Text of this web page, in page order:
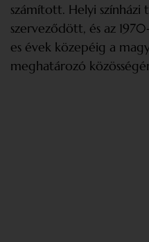
számított. Helyi színházi
szerveződött, és az
es évek közepéig a
meghatározó